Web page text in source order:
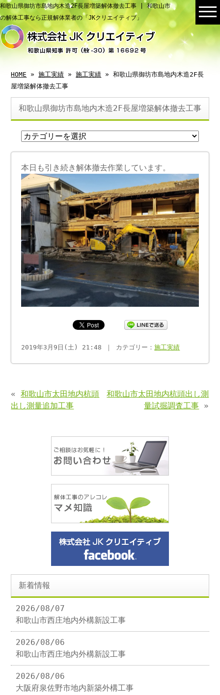
和歌山県御坊市島地内木造2F長屋増築解体撤去工事 | 和歌山市
の解体工事なら正規解体業者の「JKクリエイティブ」
HOME »施工実績 »施工実績 » 和歌山県御坊市島地内木造2F長
屋増築解体撤去工事
和歌山県御坊市島地内木造2F長屋増築解体撤去工事
本日も引き続き解体撤去作業しています。
2019年3月9日(土) 21:48 ｜ カテゴリー：施工実績
«和歌山市太田地内杭頭
出し測量追加工事
和歌山市太田地内杭頭出し測
量試掘調査工事 »
新着情報
2026/08/07
和歌山市西庄地内外構新設工事
2026/08/06
和歌山市西庄地内外構新設工事
2026/08/06
大阪府泉佐野市地内新築外構工事